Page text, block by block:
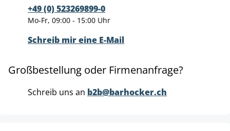
+49 (0) 523269899-0
Mo-Fr, 09:00 - 15:00 Uhr
Schreib mir eine E-Mail
Großbestellung oder Firmenanfrage?
Schreib uns an b2b@barhocker.ch